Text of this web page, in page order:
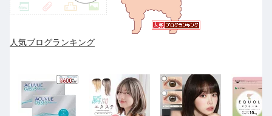
人気ブログランキング